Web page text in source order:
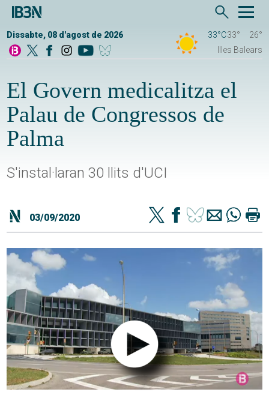
Dissabte, 08 d'agost de 2026 33°C33°
26°
Illes Balears
El Govern medicalitza el
Palau de Congressos de
Palma
S'instal·laran 30 llits d'UCI
03/09/2020